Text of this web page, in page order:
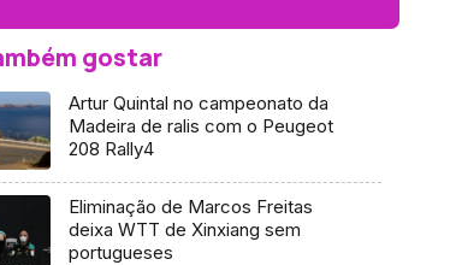
gostar
Artur Quintal no campeonato da
Madeira de ralis com o Peugeot
208 Rally4
Eliminação de Marcos Freitas
deixa WTT de Xinxiang sem
portugueses